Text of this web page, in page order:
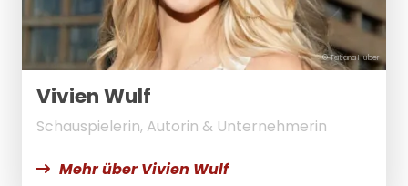
© Tatiana Huber
Vivien Wulf
Schauspielerin, Autorin & Unternehmerin
Mehr über Vivien Wulf